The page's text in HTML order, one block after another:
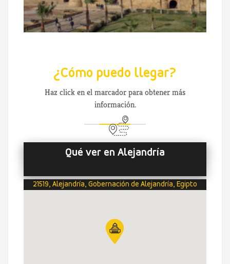
¿Cómo puedo llegar?
Haz click en el marcador para obtener más
información.
Qué ver en Alejandría
21519, Alejandría, Gobernación de Alejandría, Egipto